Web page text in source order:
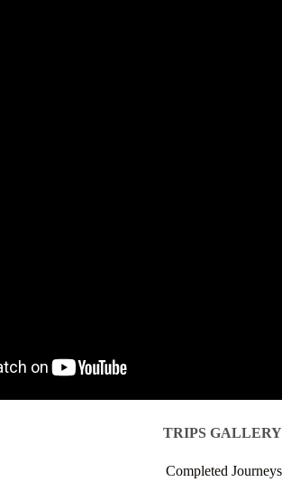
TRIPS GALLERY
Completed Journeys